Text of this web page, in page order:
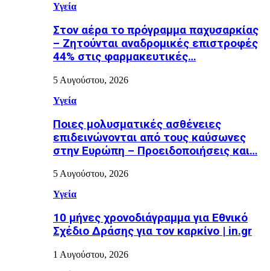
Υγεία
Στον αέρα το πρόγραμμα παχυσαρκίας
– Ζητούνται αναδρομικές επιστροφές
44% στις φαρμακευτικές…
5 Αυγούστου, 2026
Υγεία
Ποιες μολυσματικές ασθένειες
επιδεινώνονται από τους καύσωνες
στην Ευρώπη – Προειδοποιήσεις και…
5 Αυγούστου, 2026
Υγεία
10 μήνες χρονοδιάγραμμα για Εθνικό
Σχέδιο Δράσης για τον καρκίνο | in.gr
1 Αυγούστου, 2026